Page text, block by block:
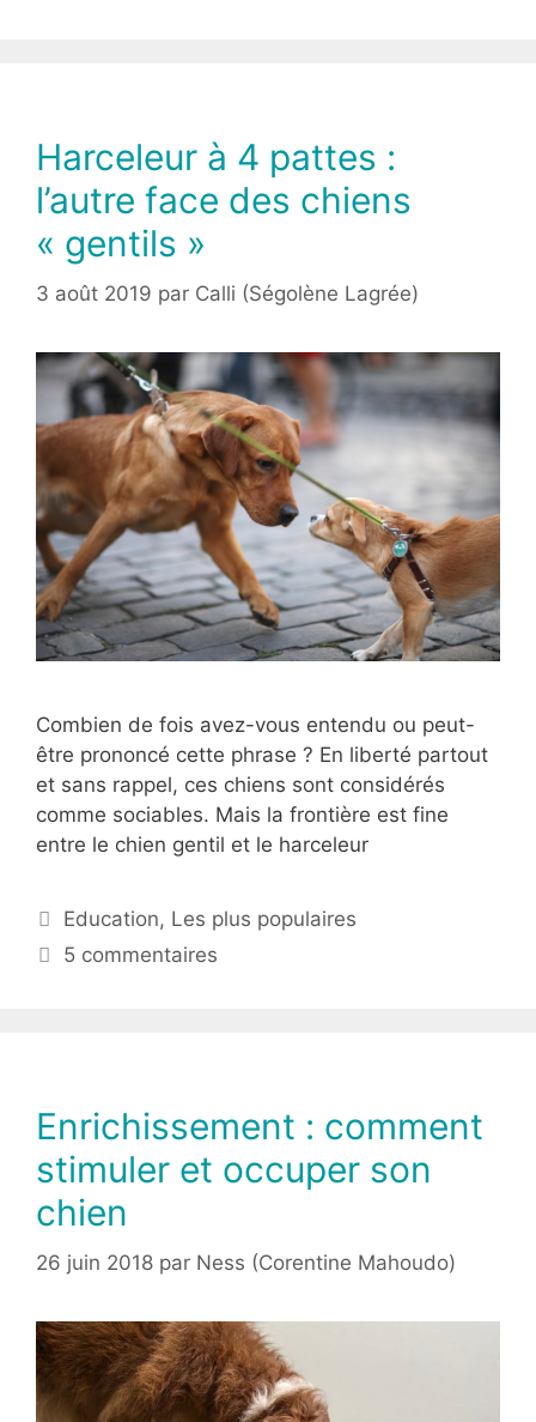
Harceleur à 4 pattes :
l’autre face des chiens
« gentils »
3 août 2019 par Calli (Ségolène Lagrée)
Combien de fois avez-vous entendu ou peut-
être prononcé cette phrase ? En liberté partout
et sans rappel, ces chiens sont considérés
comme sociables. Mais la frontière est fine
entre le chien gentil et le harceleur
Education, Les plus populaires
5 commentaires
Enrichissement : comment
stimuler et occuper son
chien
26 juin 2018 par Ness (Corentine Mahoudo)